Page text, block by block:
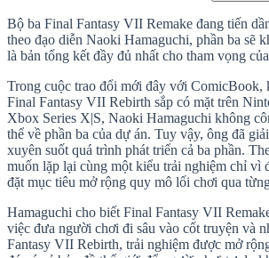
Bộ ba Final Fantasy VII Remake đang tiến
theo đạo diễn Naoki Hamaguchi, phần ba sẽ
là bản tổng kết đầy đủ nhất cho tham vọng
Trong cuộc trao đổi mới đây với ComicBook,
Final Fantasy VII Rebirth sắp có mặt trên
Xbox Series X|S, Naoki Hamaguchi không
thể về phần ba của dự án. Tuy vậy, ông đã
xuyên suốt quá trình phát triển cả ba phần.
muốn lặp lại cùng một kiểu trải nghiệm chỉ vì
đặt mục tiêu mở rộng quy mô lối chơi qua
Hamaguchi cho biết Final Fantasy VII
việc đưa người chơi đi sâu vào cốt truyện và
Fantasy VII Rebirth, trải nghiệm được mở